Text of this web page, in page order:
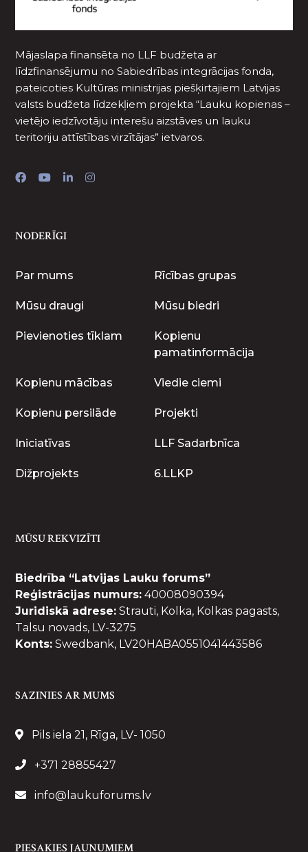
Mājaslapa finansēta no LLF budžeta ar
līdzfinansējumu no Sabiedrības integrācijas fonda,
pateicoties Kultūras ministrijas piešķirtajiem Latvijas
valsts budžeta līdzekļiem projekta “Lauku kopienas –
vietējo iedzīvotāju interešu aizstāves un lauku
teritoriju attīstības virzītājas” ietvaros.
NODERĪGI
Par mums Rīcības grupas
Mūsu draugi Mūsu biedri
Pievienoties tīklam
Kopienu
pamatinformācija
Kopienu mācības Viedie ciemi
Kopienu persilāde Projekti
Iniciatīvas LLF Sadarbnīca
Dižprojekts 6.LLKP
MŪSU REKVIZĪTI
Biedrība “Latvijas Lauku forums”
Reģistrācijas numurs: 40008090394
Juridiskā adrese: Strauti, Kolka, Kolkas pagasts,
Talsu novads, LV-3275
Konts: Swedbank, LV20HABA0551041443586
SAZINIES AR MUMS
Pils iela 21, Rīga, LV- 1050
+371 28855427
info@laukuforums.lv
PIESAKIES JAUNUMIEM